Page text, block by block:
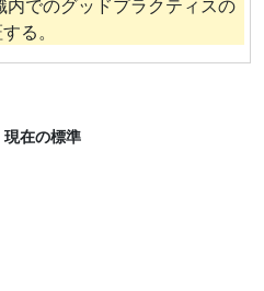
でのグッドプラクティスの
る。
現在の標準